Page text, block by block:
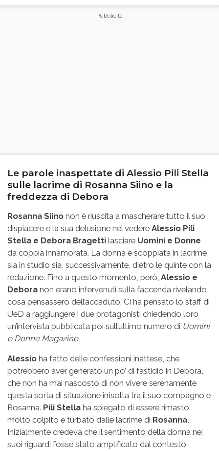
Le parole inaspettate di Alessio Pili Stella
sulle lacrime di Rosanna Siino e la
freddezza di Debora
Rosanna Siino non è riuscita a mascherare tutto il suo
dispiacere e la sua delusione nel vedere Alessio Pili
Stella e Debora Bragetti lasciare Uomini e Donne
da coppia innamorata. La donna è scoppiata in lacrime
sia in studio sia, successivamente, dietro le quinte con la
redazione. Fino a questo momento, però, Alessio e
Debora non erano intervenuti sulla faccenda rivelando
cosa pensassero dell’accaduto. Ci ha pensato lo staff di
UeD a raggiungere i due protagonisti chiedendo loro
un’intervista pubblicata poi sull’ultimo numero di Uomini
e Donne Magazine.
Alessio ha fatto delle confessioni inattese, che
potrebbero aver generato un po’ di fastidio in Debora,
che non ha mai nascosto di non vivere serenamente
questa sorta di situazione irrisolta tra il suo compagno e
Rosanna. Pili Stella ha spiegato di essere rimasto
molto colpito e turbato dalle lacrime di Rosanna.
Inizialmente credeva che il sentimento della donna nei
suoi riguardi fosse stato amplificato dal contesto